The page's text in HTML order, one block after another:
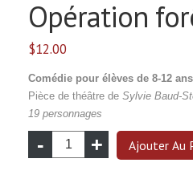
Opération
$12.00
Comédie pour élèves de 8-12 ans
Pièce de théâtre de Sylvie Baud-
19 personnages
quantité
de
Ajouter Au